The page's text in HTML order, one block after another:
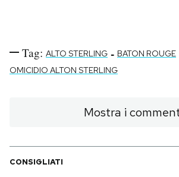
Tag: ALTO STERLING - BATON ROUGE
OMICIDIO ALTON STERLING
Mostra i
CONSIGLIATI